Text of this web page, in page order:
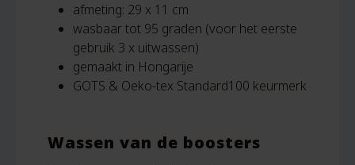
afmeting: 29 x 11 cm
wasbaar tot 95 graden (voor het eerste
gebruik 3 x uitwassen)
gemaakt in Hongarije
GOTS & Oeko-tex Standard100 keurmerk
Wassen van de boosters